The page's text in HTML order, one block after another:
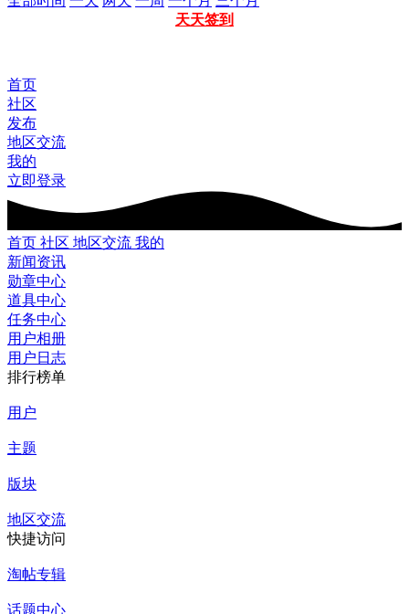
天天签到
首页
社区
发布
地区交流
我的
立即登录
首页 社区 地区交流 我的
新闻资讯
勋章中心
道具中心
任务中心
用户相册
用户日志
排行榜单
用户
主题
版块
地区交流
快捷访问
淘帖专辑
话题中心